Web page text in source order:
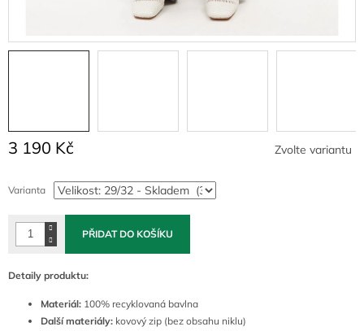
3 190 Kč
cena:
Zvolte variantu
Varianta
PŘIDAT DO KOŠÍKU
Detaily produktu:
Materiál: 100% recyklovaná bavlna
Další materiály: kovový zip (bez obsahu niklu)